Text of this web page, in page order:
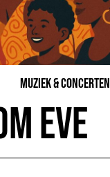
Muziek & Concerten
Eve